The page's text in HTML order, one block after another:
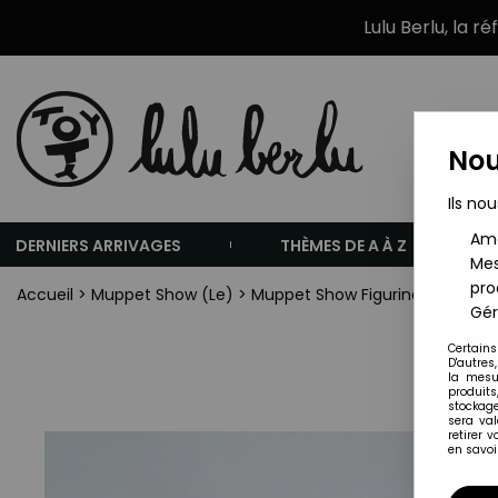
Lulu Berlu, la
DERNIERS ARRIVAGES THÈMES DE A À Z
Accueil > Muppet Show (Le) > Muppet Show Figurines PVC >
Ils
la
sera
retirer
en